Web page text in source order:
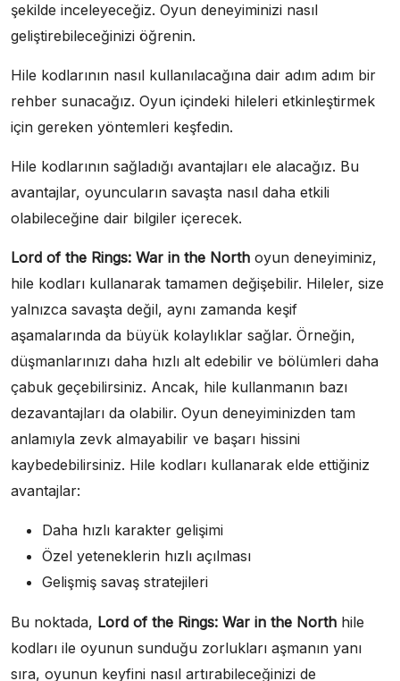
şekilde inceleyeceğiz. Oyun deneyiminizi nasıl
geliştirebileceğinizi öğrenin.
Hile kodlarının nasıl kullanılacağına dair adım adım bir
rehber sunacağız. Oyun içindeki hileleri etkinleştirmek
için gereken yöntemleri keşfedin.
Hile kodlarının sağladığı avantajları ele alacağız. Bu
avantajlar, oyuncuların savaşta nasıl daha etkili
olabileceğine dair bilgiler içerecek.
Lord of the Rings: War in the North oyun deneyiminiz,
hile kodları kullanarak tamamen değişebilir. Hileler, size
yalnızca savaşta değil, aynı zamanda keşif
aşamalarında da büyük kolaylıklar sağlar. Örneğin,
düşmanlarınızı daha hızlı alt edebilir ve bölümleri daha
çabuk geçebilirsiniz. Ancak, hile kullanmanın bazı
dezavantajları da olabilir. Oyun deneyiminizden tam
anlamıyla zevk almayabilir ve başarı hissini
kaybedebilirsiniz. Hile kodları kullanarak elde ettiğiniz
avantajlar:
Daha hızlı karakter gelişimi
Özel yeteneklerin hızlı açılması
Gelişmiş savaş stratejileri
Bu noktada, Lord of the Rings: War in the North hile
kodları ile oyunun sunduğu zorlukları aşmanın yanı
sıra, oyunun keyfini nasıl artırabileceğinizi de